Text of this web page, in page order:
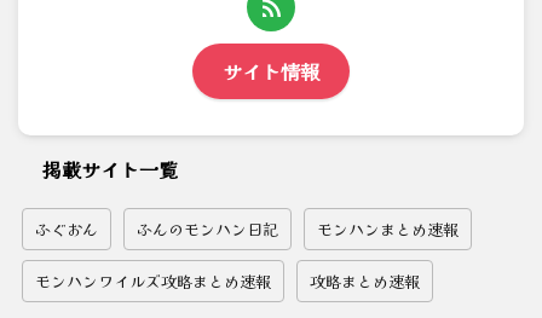
サイト情報
掲載サイト一覧
ふぐおん ふんのモンハン日記 モンハンまとめ速報
モンハンワイルズ攻略まとめ速報 攻略まとめ速報